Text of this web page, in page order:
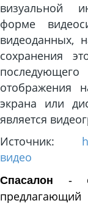
визуальной
форме
видеоданных,
сохранения
отображения
экрана или
является
Источник:
видео
Спасалон -